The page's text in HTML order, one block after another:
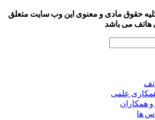
حقوق مادی و معنوی این وب سایت متعلق
هاتف می باشد
علمی
همکاران
ها